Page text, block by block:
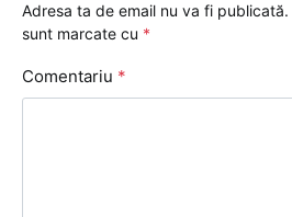
Adresa ta de email nu va fi publicată.
sunt marcate cu *
Comentariu *